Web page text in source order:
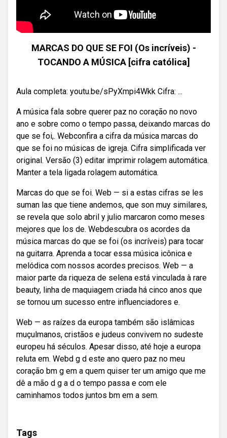
MARCAS DO QUE SE FOI (Os incríveis) -
TOCANDO A MÚSICA [cifra católica]
Aula completa: youtu.be/sPyXmpi4Wkk Cifra: ...
A música fala sobre querer paz no coração no novo
ano e sobre como o tempo passa, deixando marcas do
que se foi,. Webconfira a cifra da música marcas do
que se foi no músicas de igreja. Cifra simplificada ver
original. Versão (3) editar imprimir rolagem automática.
Manter a tela ligada rolagem automática.
Marcas do que se foi. Web — si a estas cifras se les
suman las que tiene andemos, que son muy similares,
se revela que solo abril y julio marcaron como meses
mejores que los de. Webdescubra os acordes da
música marcas do que se foi (os incríveis) para tocar
na guitarra. Aprenda a tocar essa música icônica e
melódica com nossos acordes precisos. Web — a
maior parte da riqueza de selena está vinculada à rare
beauty, linha de maquiagem criada há cinco anos que
se tornou um sucesso entre influenciadores e.
Web — as raízes da europa também são islâmicas
muçulmanos, cristãos e judeus convivem no sudeste
europeu há séculos. Apesar disso, até hoje a europa
reluta em. Webd g d este ano quero paz no meu
coração bm g em a quem quiser ter um amigo que me
dê a mão d g a d o tempo passa e com ele
caminhamos todos juntos bm em a sem.
Tags